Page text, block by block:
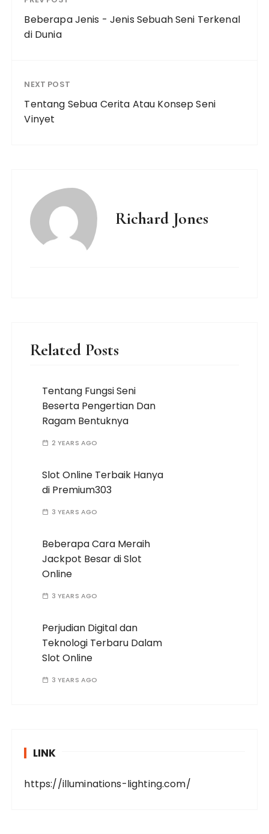
Beberapa Jenis - Jenis Sebuah Seni Terkenal
di Dunia
NEXT POST
Tentang Sebua Cerita Atau Konsep Seni
Vinyet
Richard Jones
Related Posts
Tentang Fungsi Seni
Beserta Pengertian Dan
Ragam Bentuknya
2 YEARS AGO
Slot Online Terbaik Hanya
di Premium303
3 YEARS AGO
Beberapa Cara Meraih
Jackpot Besar di Slot
Online
3 YEARS AGO
Perjudian Digital dan
Teknologi Terbaru Dalam
Slot Online
3 YEARS AGO
LINK
https://illuminations-lighting.com/